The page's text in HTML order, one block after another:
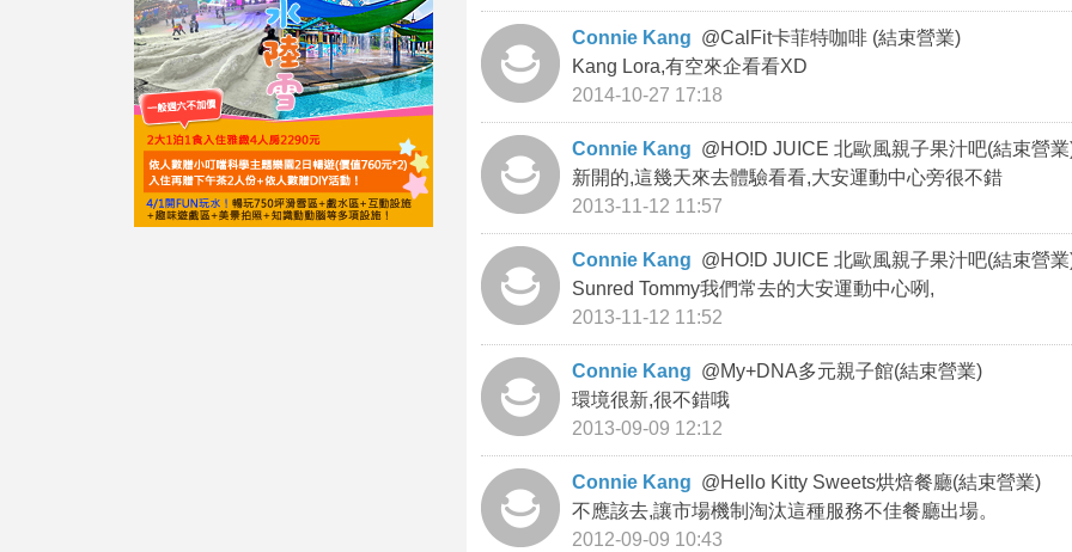
Connie Kang @CalFit卡菲特咖啡 (結束營業)
Kang Lora,有空來企看看XD
2014-10-27 17:18
Connie Kang @HO!D JUICE 北歐風親子果汁吧(結束營
新開的,這幾天來去體驗看看,大安運動中心旁很不錯
2013-11-12 11:57
Connie Kang @HO!D JUICE 北歐風親子果汁吧(結束營
Sunred Tommy我們常去的大安運動中心咧,
2013-11-12 11:52
Connie Kang @My+DNA多元親子館(結束營業)
環境很新,很不錯哦
2013-09-09 12:12
Connie Kang @Hello Kitty Sweets烘焙餐廳(結束營業)
不應該去,讓市場機制淘汰這種服務不佳餐廳出場。
2012-09-09 10:43